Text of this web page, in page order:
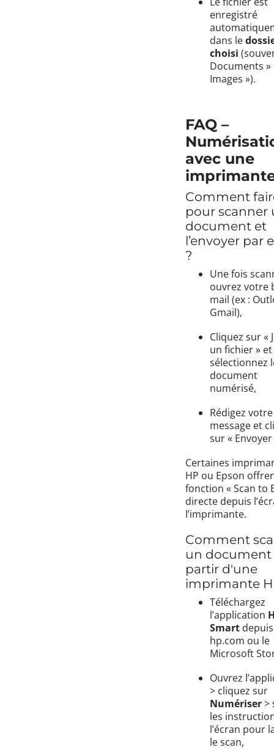
enregistré
dans le
choisi
Documents »
Images »).
FAQ –
avec une
Comment
pour scanner
document et
l’envoyer par
?
Une fois
ouvrez votre
mail (ex :
Gmail),
Cliquez sur «
un fichier » et
sélectionnez
document
numérisé,
Rédigez votre
message et
sur « Envoyer
Certaines
HP ou Epson
fonction « Scan to
directe depuis
l’imprimante.
Comment
un document
partir d'une
imprimante
Téléchargez
l’application
Smart
hp.com ou le
Microsoft
Ouvrez
> cliquez sur
Numériser>
les
l’écran pour
le scan,